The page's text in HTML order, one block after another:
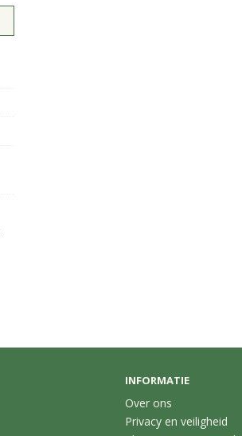
INFORMATIE
Over ons
Privacy en veiligheid